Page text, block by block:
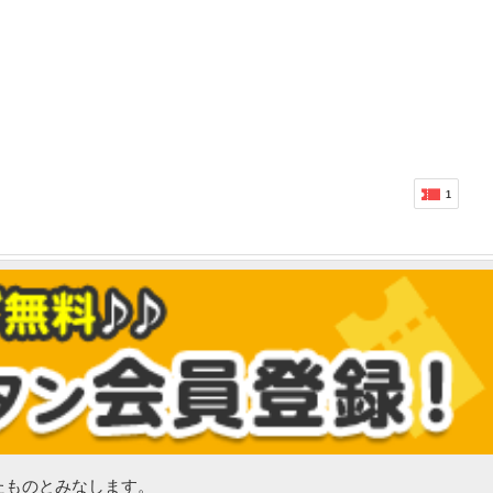
1
のとみなします。